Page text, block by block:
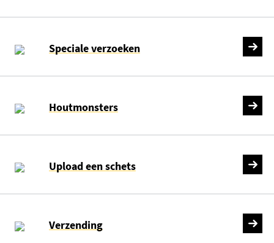
Speciale verzoeken
Houtmonsters
Upload een schets
Verzending